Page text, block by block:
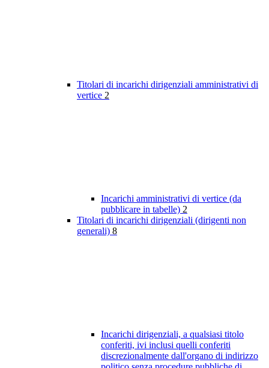
Titolari di incarichi dirigenziali amministrativi di
vertice 2
Incarichi amministrativi di vertice (da
pubblicare in tabelle) 2
Titolari di incarichi dirigenziali (dirigenti non
generali) 8
Incarichi dirigenziali, a qualsiasi titolo
conferiti, ivi inclusi quelli conferiti
discrezionalmente dall'organo di indirizzo